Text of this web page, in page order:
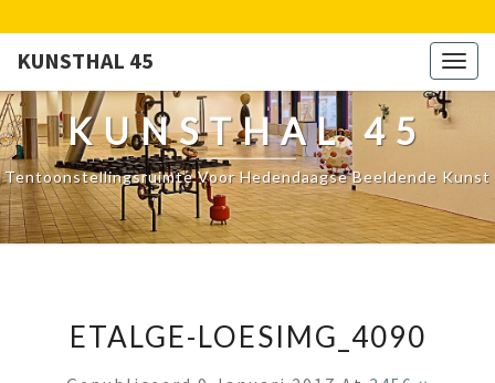
KUNSTHAL 45
KUNSTHAL 45
Tentoonstellingsruimte Voor Hedendaagse Beeldende Kunst
ETALGE-LOESIMG_4090